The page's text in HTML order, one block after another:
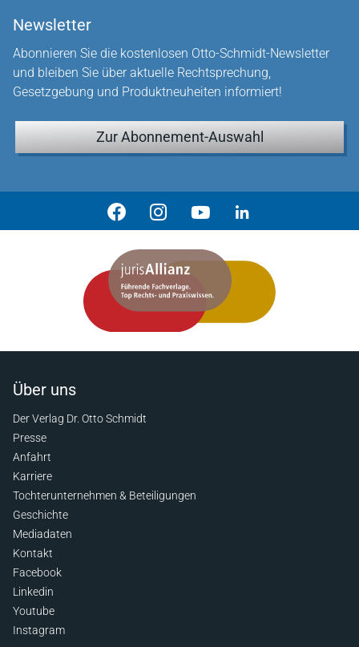
Newsletter
Abonnieren Sie die kostenlosen Otto-Schmidt-Newsletter
und bleiben Sie über aktuelle Rechtsprechung,
Gesetzgebung und Produktneuheiten informiert!
Zur Abonnement-Auswahl
Über uns
Der Verlag Dr. Otto Schmidt
Presse
Anfahrt
Karriere
Tochterunternehmen & Beteiligungen
Geschichte
Mediadaten
Kontakt
Facebook
Linkedin
Youtube
Instagram